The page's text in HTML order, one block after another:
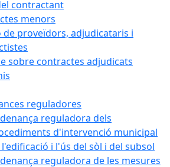
contractant
menors
de proveïdors, adjudicataris i
sobre contractes adjudicats
reguladores
reguladora dels
d'intervenció municipal
i l'ús del sòl i del subsol
reguladora de les mesures